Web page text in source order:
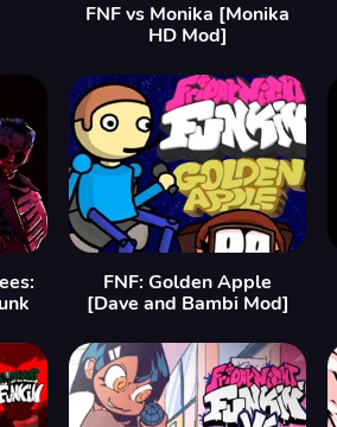
FNF vs Monika [Monika
HD Mod]
FNF: Golden Apple
[Dave and Bambi Mod]